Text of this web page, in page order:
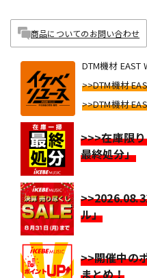
商品についてのお問い合わせ
DTM機材 EAST
>>DTM機材
>>DTM機材
>>>在庫限
最終処分」
ル」
>>開催中の
まとめ！